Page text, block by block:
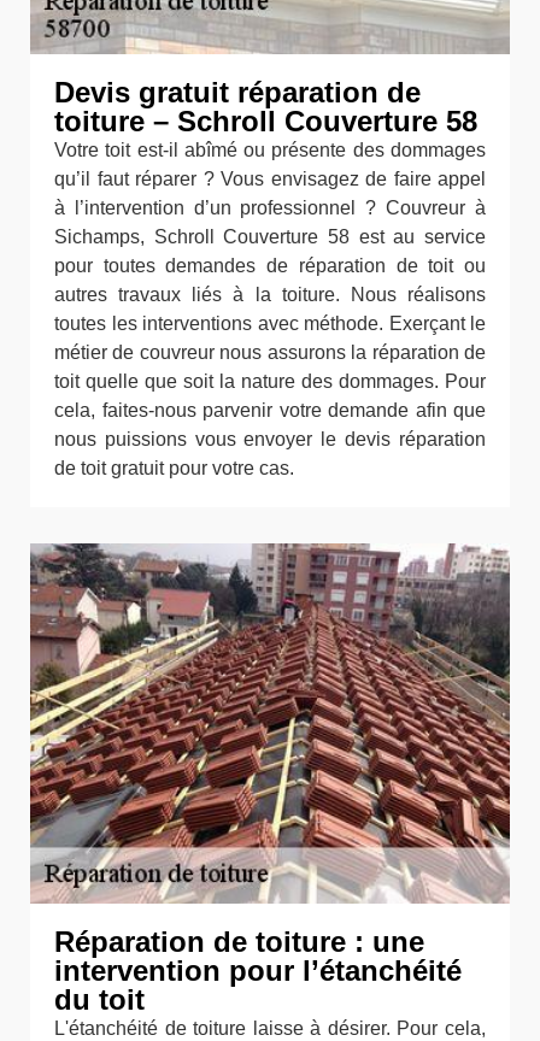
Devis gratuit réparation de
toiture – Schroll Couverture 58
Votre toit est-il abîmé ou présente des dommages
qu’il faut réparer ? Vous envisagez de faire appel
à l’intervention d’un professionnel ? Couvreur à
Sichamps, Schroll Couverture 58 est au service
pour toutes demandes de réparation de toit ou
autres travaux liés à la toiture. Nous réalisons
toutes les interventions avec méthode. Exerçant le
métier de couvreur nous assurons la réparation de
toit quelle que soit la nature des dommages. Pour
cela, faites-nous parvenir votre demande afin que
nous puissions vous envoyer le devis réparation
de toit gratuit pour votre cas.
Réparation de toiture : une
intervention pour l’étanchéité
du toit
L'étanchéité de toiture laisse à désirer. Pour cela,